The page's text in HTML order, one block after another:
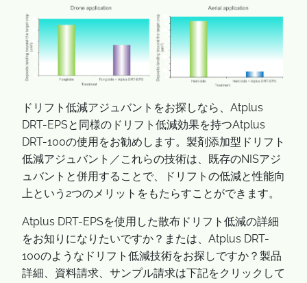
ドリフト低減アジュバントをお探しなら、Atplus
DRT-EPSと同様のドリフト低減効果を持つAtplus
DRT-100の使用をお勧めします。製剤添加型ドリフト
低減アジュバント／これらの技術は、既存のNISアジ
ュバントと併用することで、ドリフトの低減と性能向
上という2つのメリットをもたらすことができます。
Atplus DRT-EPSを使用した散布ドリフト低減の詳細
をお知りになりたいですか？または、Atplus DRT-
100のようなドリフト低減技術をお探しですか？製品
詳細、資料請求、サンプル請求は下記をクリックして